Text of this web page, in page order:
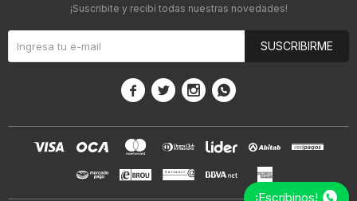
¡Suscribite y recibí todas nuestras novedades!
SUSCRIBIRME
   
¡Escribinos!